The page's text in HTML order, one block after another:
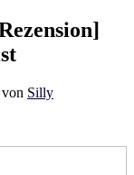
von Silly